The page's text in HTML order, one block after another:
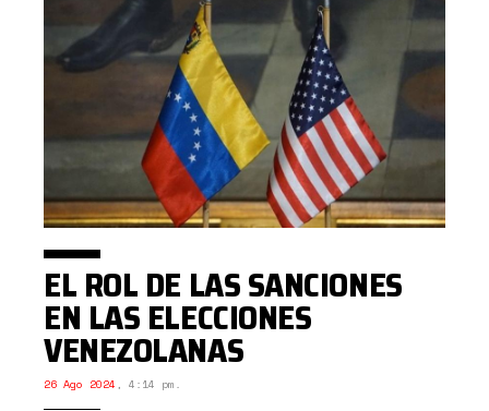
EL ROL DE LAS SANCIONES
EN LAS ELECCIONES
VENEZOLANAS
26 Ago 2024 , 4:14 pm.